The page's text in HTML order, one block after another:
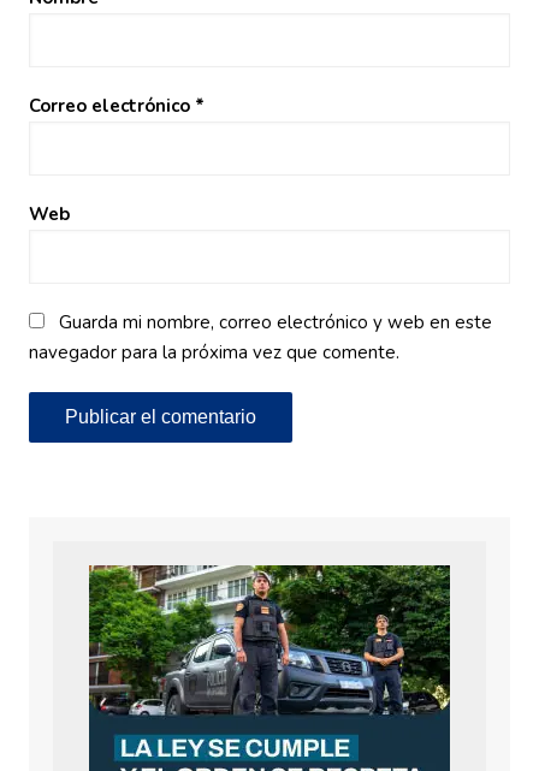
Correo electrónico *
Web
Guarda mi nombre, correo electrónico y web en este
navegador para la próxima vez que comente.